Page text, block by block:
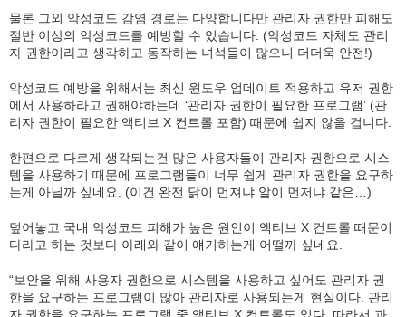
물론 그외 악성코드 감염 경로는 다양합니다만 관리자 권한만 피해도
절반 이상의 악성코드를 예방할 수 있습니다. (악성코드 자체도 관리
자 권한이라고 생각하고 동작하는 녀석들이 많으니 더더욱 안전!)
악성코드 예방을 위해서는 최신 윈도우 업데이트 적용하고 유저 권한
에서 사용하라고 권해야하는데 ‘관리자 권한이 필요한 프로그램’ (관
리자 권한이 필요한 액티브 X 컨트롤 포함) 때문에 쉽지 않을 겁니다.
한편으로 다르게 생각되는건 많은 사용자들이 관리자 권한으로 시스
템을 사용하기 때문에 프로그램들이 너무 쉽게 관리자 권한을 요구하
는게 아닐까 싶네요. (이건 완전 닭이 먼져냐 알이 먼저냐 같은…)
덮어놓고 국내 악성코드 피해가 높은 원인이 액티브 X 컨트롤 때문이
다라고 하는 것보다 아래와 같이 얘기하는게 어떨까 싶네요.
“보안을 위해 사용자 권한으로 시스템을 사용하고 싶어도 관리자 권
한을 요구하는 프로그램이 많아 관리자로 사용되는게 현실이다. 관리